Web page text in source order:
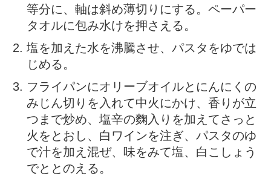
等分に、軸は斜め薄切りにする。ペーパー
タオルに包み水けを押さえる。
塩を加えた水を沸騰させ、パスタをゆでは
じめる。
フライパンにオリーブオイルとにんにくの
みじん切りを入れて中火にかけ、香りが立
つまで炒め、塩辛の麴入りを加えてさっと
火をとおし、白ワインを注ぎ、パスタのゆ
で汁を加え混ぜ、味をみて塩、白こしょう
でととのえる。